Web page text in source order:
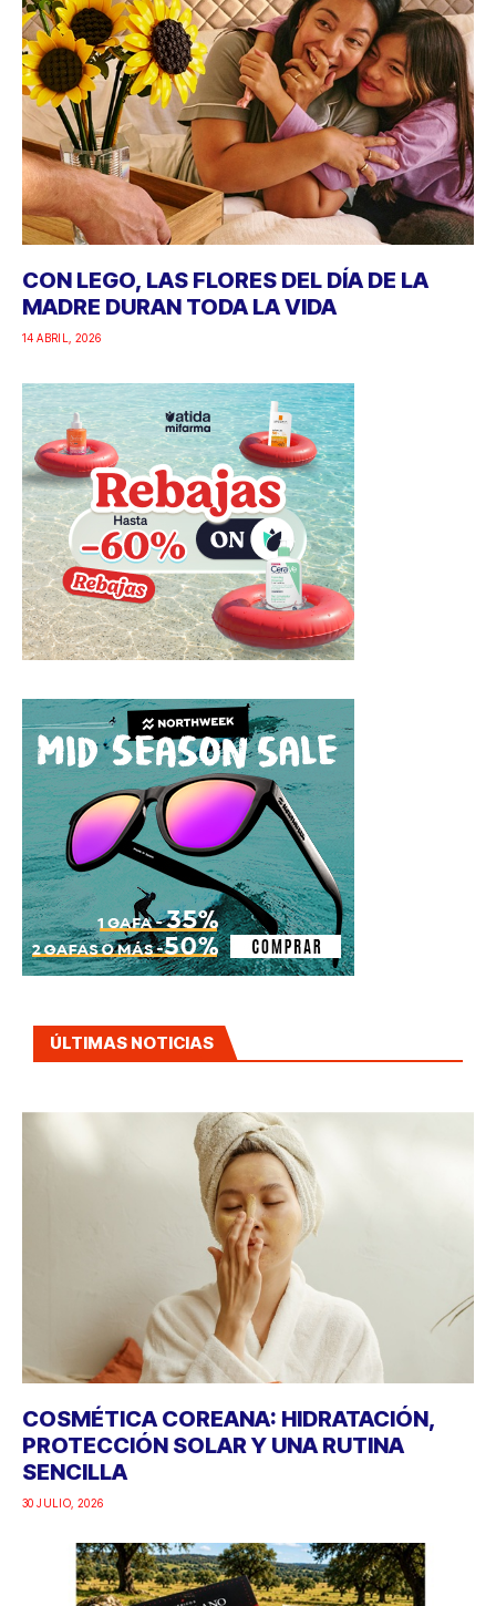
CON LEGO, LAS FLORES DEL DÍA DE LA
MADRE DURAN TODA LA VIDA
14 ABRIL, 2026
ÚLTIMAS NOTICIAS
COSMÉTICA COREANA: HIDRATACIÓN,
PROTECCIÓN SOLAR Y UNA RUTINA
SENCILLA
30 JULIO, 2026